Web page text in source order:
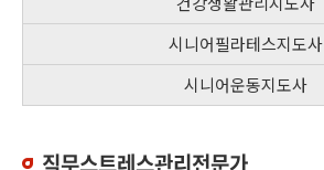
시니어필라테스지도사
시니어운동지도사
직무스트레스관리전문가